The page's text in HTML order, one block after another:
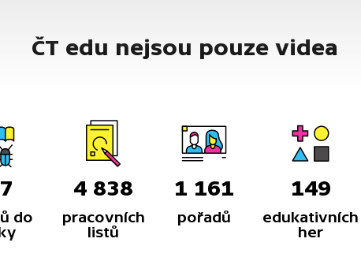
ČT edu nejsou pouze videa
do
4 838
pracovních
listů
1 161
pořadů
149
edukativních
her